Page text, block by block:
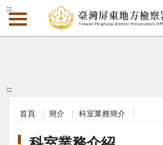
:::
:::
首頁 簡介 科室業務簡介